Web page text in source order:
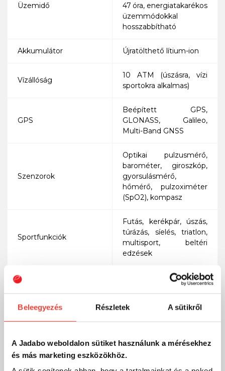
Beleegyezés Részletek A sütikről
A Jadabo weboldalon sütiket használunk a mérésekhez
és más marketing eszközökhöz.
Üzemidő
47 óra, energiatakarékos
üzemmódokkal
hosszabbítható
Akkumulátor Újratölthető lítium-ion
Vízállóság
10 ATM (úszásra, vízi
sportokra alkalmas)
GPS
Beépített GPS,
GLONASS, Galileo,
Multi-Band GNSS
Szenzorok
Optikai pulzusmérő,
barométer, giroszkóp,
gyorsulásmérő,
hőmérő, pulzoximéter
(SpO2), kompasz
Sportfunkciók
Futás, kerékpár, úszás,
túrázás, síelés, triatlon,
multisport, beltéri
edzések
Pulzusfigyelés,
Battery energiamérés,
oxigénszint mérés
Kapcsolat
Bluetooth, Wi-Fi, ANT+,
kompatibilis Android és